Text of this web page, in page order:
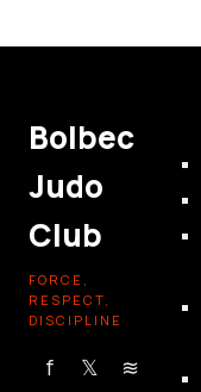
Bolbec
Judo
Club
FORCE,
RESPECT,
DISCIPLINE
f 𝕏 ≋